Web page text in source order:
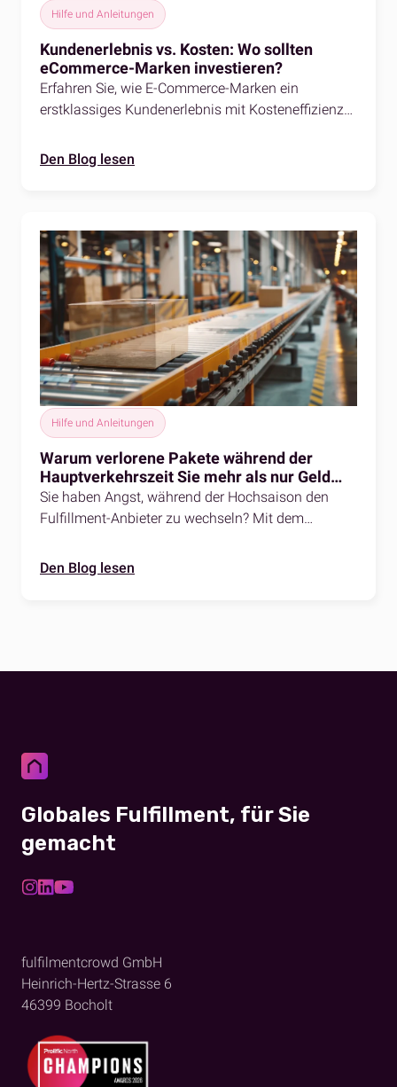
Hilfe und Anleitungen
Kundenerlebnis vs. Kosten: Wo sollten
eCommerce-Marken investieren?
Erfahren Sie, wie E-Commerce-Marken ein
erstklassiges Kundenerlebnis mit Kosteneffizienz
für Loyalität, Rentabilität und eine intelligentere
Kundenerlebnis-Strategie investieren sollten.
Den Blog lesen
Hilfe und Anleitungen
Warum verlorene Pakete während der
Hauptverkehrszeit Sie mehr als nur Geld
kosten können
Sie haben Angst, während der Hochsaison den
Fulfillment-Anbieter zu wechseln? Mit dem
Technologie und dem fachkundigen Support von
fulfillmentcrowd können Sie jederzeit wechseln
Den Blog lesen
Globales Fulfillment, für Sie
gemacht
fulfilmentcrowd GmbH
Heinrich-Hertz-Strasse 6
46399 Bocholt